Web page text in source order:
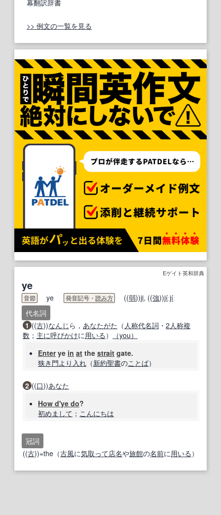
幕翻訳辞書
>> 例文の一覧を見る
Eゲイト英和辞典
ye
音節 ye 発音記号・ 読み方 ((弱))ji, ((強))jíːjíː
代名詞
1 ((古))なんじ ら， あなたがた （ 人称代名詞 ・ 2人称複
数 ； 主に呼びかけに用いる ）
（you）
Enterye in at the strait gate.
狭き門より入れ （新約聖書のことば）
2 ((口))あなた
How d'ye do?
初めまして ； こんにちは
冠詞
((古))=the（古風に気取って店名や旅館の名前に用いる ）